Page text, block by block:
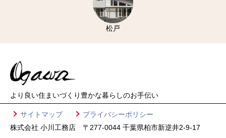
松戸
より良い住まいづくり 豊かな暮らしのお手伝い
サイトマップ
プライバシーポリシー
株式会社 小川工務店 〒277-0044 千葉県柏市新逆井2-9-17